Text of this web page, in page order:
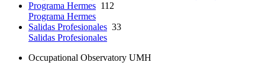
Programa Hermes 112
Programa Hermes
Salidas Profesionales 33
Salidas Profesionales
Occupational Observatory UMH